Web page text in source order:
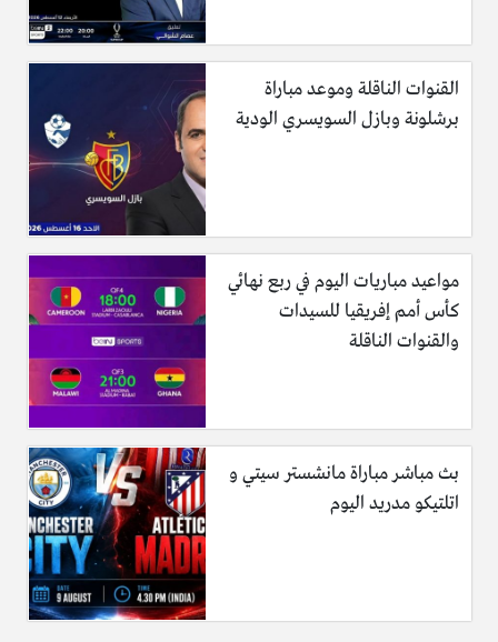
القنوات الناقلة وموعد مباراة
برشلونة وبازل السويسري الودية
مواعيد مباريات اليوم في ربع نهائي
كأس أمم إفريقيا للسيدات
والقنوات الناقلة
بث مباشر مباراة مانشستر سيتي و
اتلتيكو مدريد اليوم